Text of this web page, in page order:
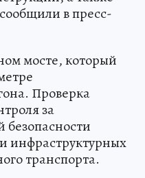
в пресс-
мосте, который
Проверка
за
инфраструктурных
транспорта.